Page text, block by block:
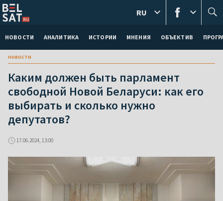
НОВОСТИ АНАЛИТИКА ИСТОРИИ МНЕНИЯ ОБЪЕКТИВ
RU
новости
Каким должен быть парламент
свободной Новой Беларуси: как его
выбирать и сколько нужно
депутатов?
17.06.2024, 13:00